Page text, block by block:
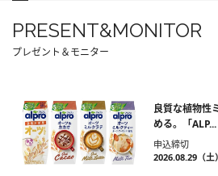
PRESENT&MONITOR
プレゼント＆モニター
良質な植物性
める。「ALP...
申込締切
2026.08.29（土